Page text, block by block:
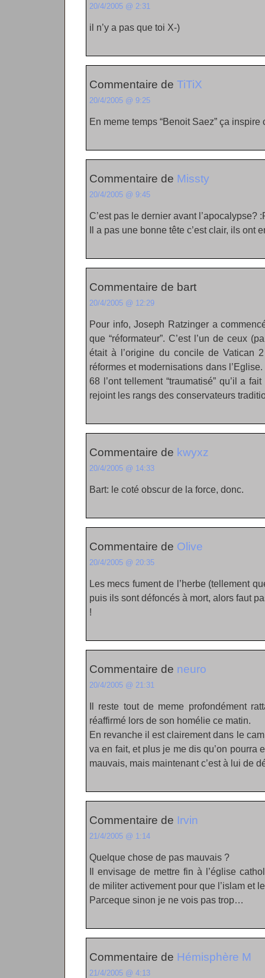
20/4/2005 @ 2:31
il n’y a pas que toi X-)
Commentaire de TiTiX
20/4/2005 @ 9:25
En meme temps “Benoit Saez” ça
Commentaire de Missty
20/4/2005 @ 9:45
C’est pas le dernier avant l’apocalypse?
Il a pas une bonne tête c’est clair, ils ont
Commentaire de bart
20/4/2005 @ 12:29
Pour info, Joseph Ratzinger a
que “réformateur”. C’est l’un de ceux
était à l’origine du concile de Vatican
réformes et modernisations dans
68 l’ont tellement “traumatisé” qu’il a
rejoint les rangs des conservateurs
Commentaire de kwyxz
20/4/2005 @ 14:33
Bart: le coté obscur de la force, donc.
Commentaire de Olive
20/4/2005 @ 20:35
Les mecs fument de l’herbe (tellement
puis ils sont défoncés à mort, alors faut
!
Commentaire de neuro
20/4/2005 @ 21:31
Il reste tout de meme profondément
réaffirmé lors de son homélie ce matin.
En revanche il est clairement dans le
va en fait, et plus je me dis qu’on pourra
mauvais, mais maintenant c’est à lui de
Commentaire de Irvin
21/4/2005 @ 1:14
Quelque chose de pas mauvais ?
Il envisage de mettre fin à l’église
de militer activement pour que l’islam et
Parceque sinon je ne vois pas trop…
Commentaire de Hémisphère M
21/4/2005 @ 4:13